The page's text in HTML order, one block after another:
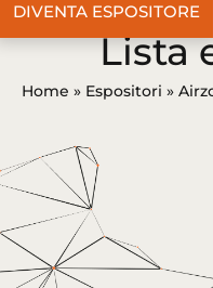
DIVENTA ESPOSITORE
Lista
Home » Espositori »